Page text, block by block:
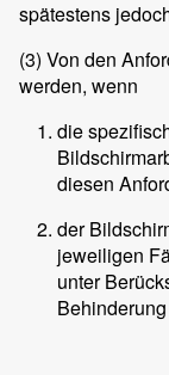
spätestens
(3) Von den
werden, wenn
die
diesen
der
jeweiligen
unter